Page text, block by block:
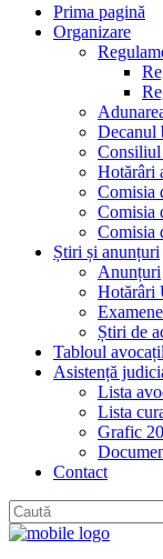
Prima pagină
Organizare
Decanul
Hotărâri
Comisia
Comisia
Comisia
Știri și anunțuri
Anunțuri
Hotărâri
Examene
Știri de
Tabloul
Asistență
Lista
Lista
Grafic
Contact